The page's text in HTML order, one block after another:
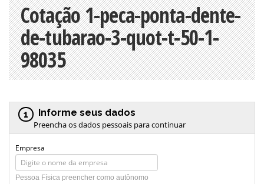
Cotação 1-peca-ponta-dente-
de-tubarao-3-quot-t-50-1-
98035
1 Informe seus dados
Preencha os dados pessoais para continuar
Empresa
Pessoa Física preencher como autônomo